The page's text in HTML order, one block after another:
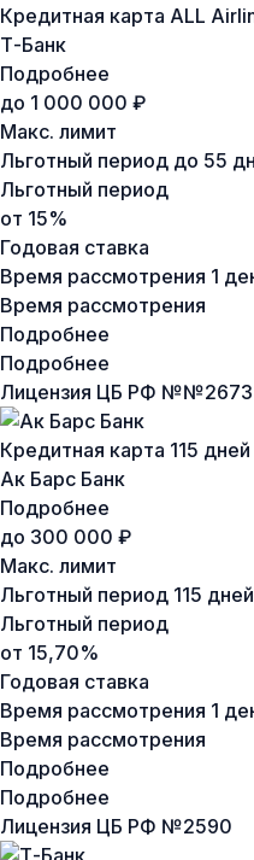
Кредитная карта ALL
Т-Банк
Подробнее
до 1 000 000 ₽
Макс. лимит
Льготный период до 55
Льготный период
от 15%
Годовая ставка
Время рассмотрения 1
Время рассмотрения
Подробнее
Подробнее
Лицензия ЦБ РФ №№2673
Кредитная карта 115
Ак Барс Банк
Подробнее
до 300 000 ₽
Макс. лимит
Льготный период 115 дней
Льготный период
от 15,70%
Годовая ставка
Время рассмотрения 1
Время рассмотрения
Подробнее
Подробнее
Лицензия ЦБ РФ №2590